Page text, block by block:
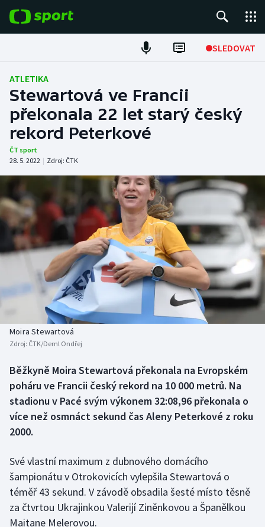
SLEDOVAT
Fotbal
Hokej
Tenis
Atletika
DALŠÍ SPORTY
Americký fotbal
Baseball a softbal
Basketbal
Biatlon
Box
Curling
Florbal
Futsal
NEPŘEHLÉDNĚTE
Soutěže
Historické návraty
Aplikace ČT sport
ATLETIKA
Stewartová ve Francii
překonala 22 let starý český
rekord Peterkové
ČT sport
28. 5. 2022 | Zdroj: ČTK
Moira Stewartová
Zdroj: ČTK/Deml Ondřej
Běžkyně Moira Stewartová překonala na Evropském
poháru ve Francii český rekord na 10 000 metrů. Na
stadionu v Pacé svým výkonem 32:08,96 překonala o
více než osmnáct sekund čas Aleny Peterkové z roku
2000.
Své vlastní maximum z dubnového domácího
šampionátu v Otrokovicích vylepšila Stewartová o
téměř 43 sekund. V závodě obsadila šesté místo těsně
za čtvrtou Ukrajinkou Valerijí Ziněnkovou a Španělkou
Maitane Melerovou.